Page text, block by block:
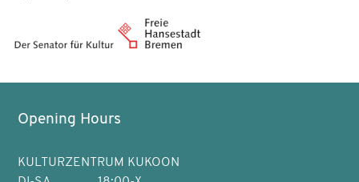
Opening Hours
KULTURZENTRUM KUKOON